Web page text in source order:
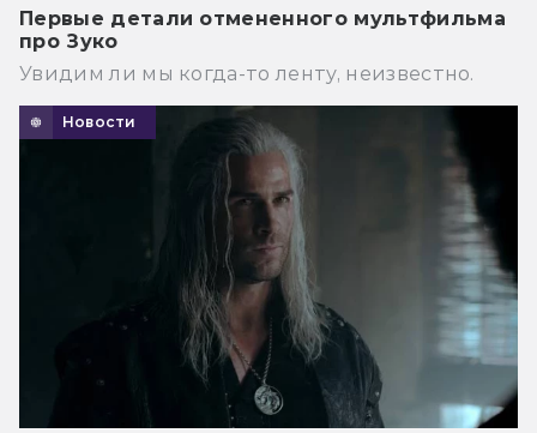
Первые детали отмененного мультфильма
про Зуко
Увидим ли мы когда-то ленту, неизвестно.
Новости